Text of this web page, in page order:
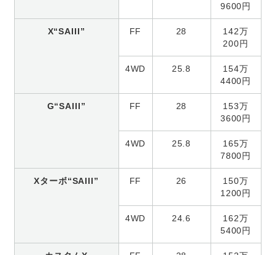
9600円
X“SAIII” FF 28
142万
200円
4WD 25.8
154万
4400円
G“SAIII” FF 28
153万
3600円
4WD 25.8
165万
7800円
Xターボ“SAIII” FF 26
150万
1200円
4WD 24.6
162万
5400円